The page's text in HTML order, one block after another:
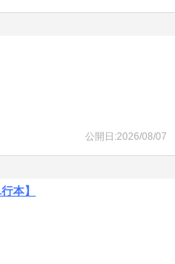
公開日:2026/08/07
本】